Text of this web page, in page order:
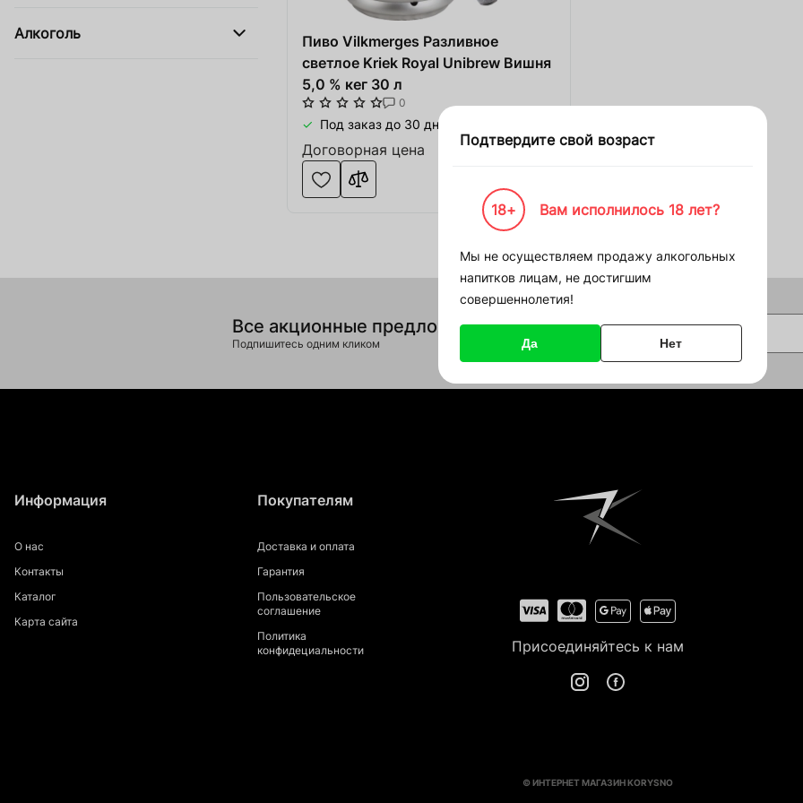
Оборудование для Пивоварни
Обувь, одежда и спорт
Катера и лодки
Солодовни
Изделия из дерева
Оборудование HoReCa
Тара и упаковка
Купить сайт
Алкоголь
Пиво Vilkmerges Разливное
светлое Kriek Royal Unibrew Вишня
5,0 % кег 30 л
0
Под заказ до 30 дней
Договорная цена
Все акционные предложения
Подпишитесь одним кликом
Присоединяйтесь к нам
Информация
О нас
Контакты
Каталог
Карта сайта
Покупателям
Доставка и оплата
Гарантия
Пользовательское
соглашение
Политика
конфидециальности
© ИНТЕРНЕТ МАГАЗИН KORYSNO
Подтвердите свой возраст
18+ Вам исполнилось 18 лет?
Мы не осуществляем продажу алкогольных
напитков лицам, не достигшим
совершеннолетия!
Да Нет
Товар добавлен в корзину
00 000 ₴Войти
Восстановить
Восстановить пароль
социальных сетей